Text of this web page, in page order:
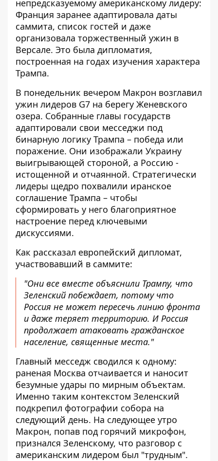
непредсказуемому американскому лидеру:
Франция заранее адаптировала даты
саммита, список гостей и даже
организовала торжественный ужин в
Версале. Это была дипломатия,
построенная на годах изучения характера
Трампа.
В понедельник вечером Макрон возглавил
ужин лидеров G7 на берегу Женевского
озера. Собранные главы государств
адаптировали свои месседжи под
бинарную логику Трампа – победа или
поражение. Они изображали Украину
выигрывающей стороной, а Россию -
истощенной и отчаянной. Стратегически
лидеры щедро похвалили иранское
соглашение Трампа – чтобы
сформировать у него благоприятное
настроение перед ключевыми
дискуссиями.
Как рассказал европейский дипломат,
участвовавший в саммите:
"Они все вместе объяснили Трампу, что
Зеленский побеждает, потому что
Россия не может пересечь линию фронта
и даже теряет территорию. И Россия
продолжает атаковать гражданское
население, священные места."
Главный месседж сводился к одному:
раненая Москва отчаивается и наносит
безумные удары по мирным объектам.
Именно таким контекстом Зеленский
подкрепил фотографии собора на
следующий день. На следующее утро
Макрон, попав под горячий микрофон,
признался Зеленскому, что разговор с
американским лидером был "трудным".